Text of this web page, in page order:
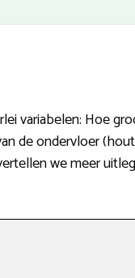
variabelen: Hoe
de ondervloer
we meer uitleg